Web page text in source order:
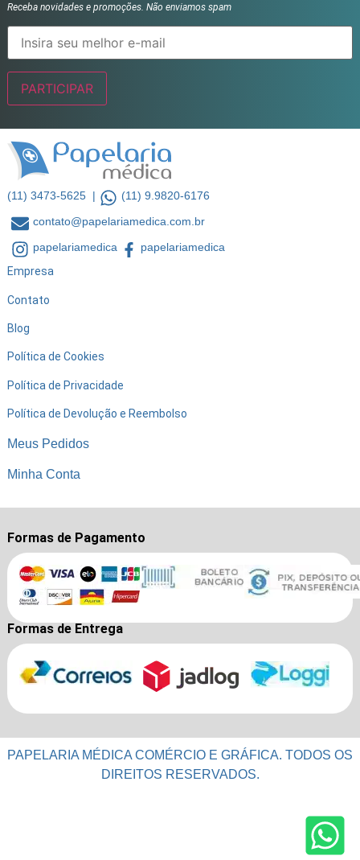
Receba novidades e promoções. Não enviamos spam
(11) 3473-5625 |
(11) 9.9820-6176
contato@papelariamedica.com.br
papelariamedica
papelariamedica
Empresa
Contato
Blog
Política de Cookies
Política de Privacidade
Política de Devolução e Reembolso
Meus Pedidos
Minha Conta
Formas de Pagamento
Formas de Entrega
PAPELARIA MÉDICA COMÉRCIO E GRÁFICA. TODOS OS
DIREITOS RESERVADOS.